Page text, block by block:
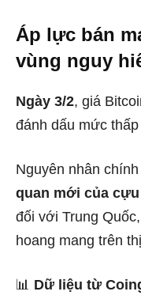
Áp lực bán
vùng nguy
Ngày 3/2, giá
đánh dấu mức
Nguyên nhân
quan mới của
đối với Trung
hoang mang trên
📊 Dữ liệu từ